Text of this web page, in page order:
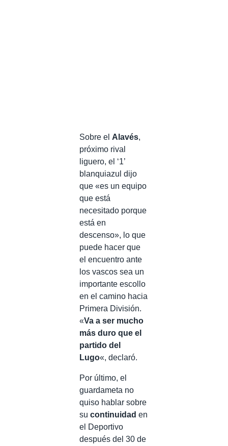
Sobre el Alavés,
próximo rival
liguero, el ‘1’
blanquiazul dijo
que «es un equipo
que está
necesitado porque
está en
descenso», lo que
puede hacer que
el encuentro ante
los vascos sea un
importante escollo
en el camino hacia
Primera División.
«Va a ser mucho
más duro que el
partido del
Lugo«, declaró.
Por último, el
guardameta no
quiso hablar sobre
su continuidad en
el Deportivo
después del 30 de